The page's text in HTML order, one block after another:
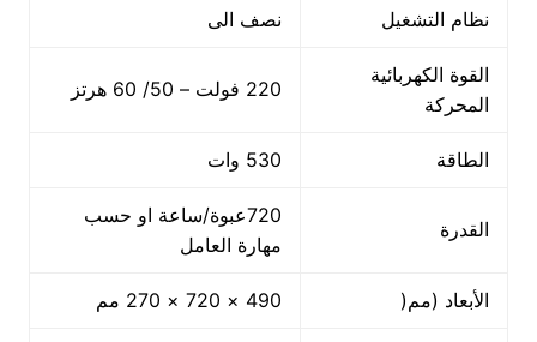
نظام التشغيل نصف الى
القوة الكهربائية
المحركة
220 فولت – 50/ 60 هرتز
الطاقة 530 وات
القدرة
720عبوة/ساعة او حسب
مهارة العامل
الأبعاد (مم( 490 × 720 × 270 مم